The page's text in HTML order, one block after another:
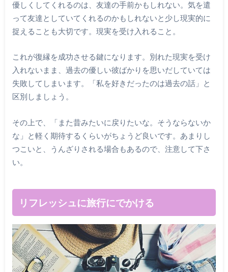
優しくしてくれるのは、友達の手前かもしれない。気を遣
って友達としていてくれるのかもしれないと少し現実的に
捉えることも大切です。現実を受け入れること。
これが復縁を成功させる鍵になります。別れた現実を受け
入れないまま、過去の優しい彼ばかりを思いだしていては
失敗してしまいます。「私を好きだったのは過去の話」と
区別しましょう。
その上で、「また昔みたいに戻りたいな。そうならないか
な」と軽く期待するくらいがちょうど良いです。あまりし
つこいと、うんざりされる場合もあるので、注意して下さ
い。
リフレッシュに旅行にでかける